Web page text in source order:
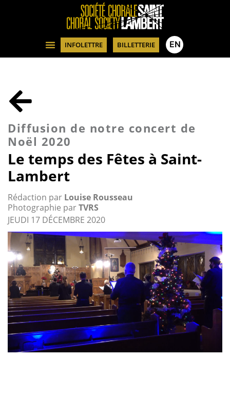
INFOLETTRE BILLETTERIE EN
Diffusion de notre concert de
Noël 2020
Le temps des Fêtes à Saint-
Lambert
Rédaction par Louise Rousseau
Photographie parTVRS
JEUDI 17 DÉCEMBRE 2020